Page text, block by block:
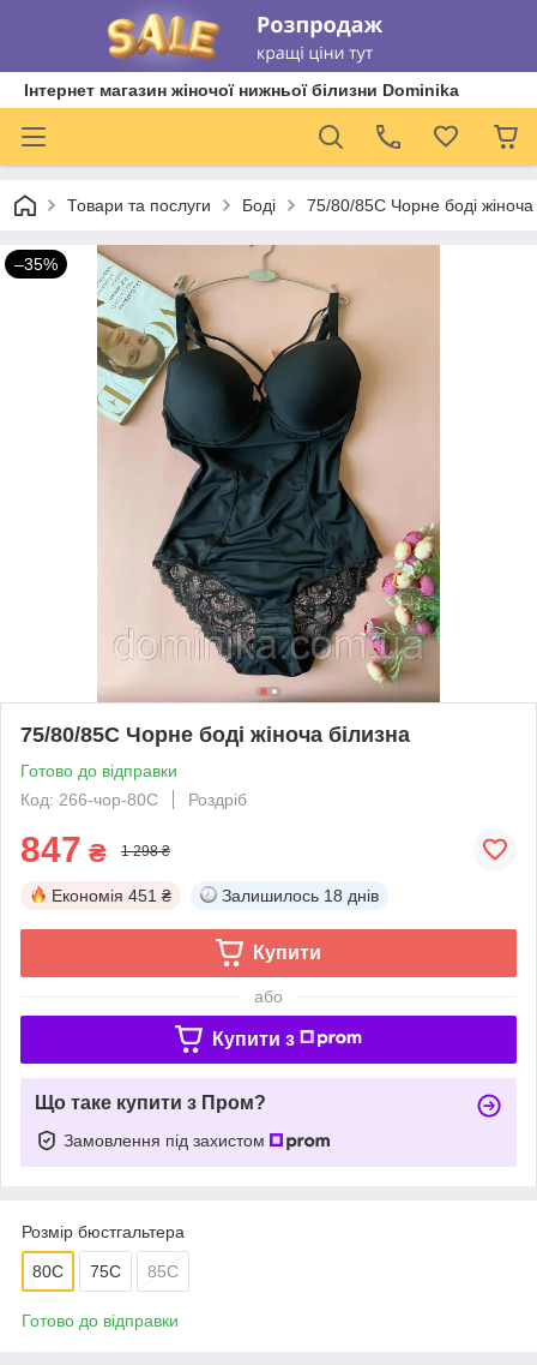
Інтернет магазин жіночої нижньої білизни Dominika
Товари та послуги Боді 75/80/85С Чорне боді жіноча
–35%
75/80/85С Чорне боді жіноча білизна
Готово до відправки
Код: 266-чор-80C
Роздріб
847 ₴ 1 298 ₴
Економія 451 ₴ Залишилось 18 днів
Купити
або
Купити з
Що таке купити з Пром?
Замовлення під захистом
Розмір бюстгальтера
80C 75C 85C
Готово до відправки